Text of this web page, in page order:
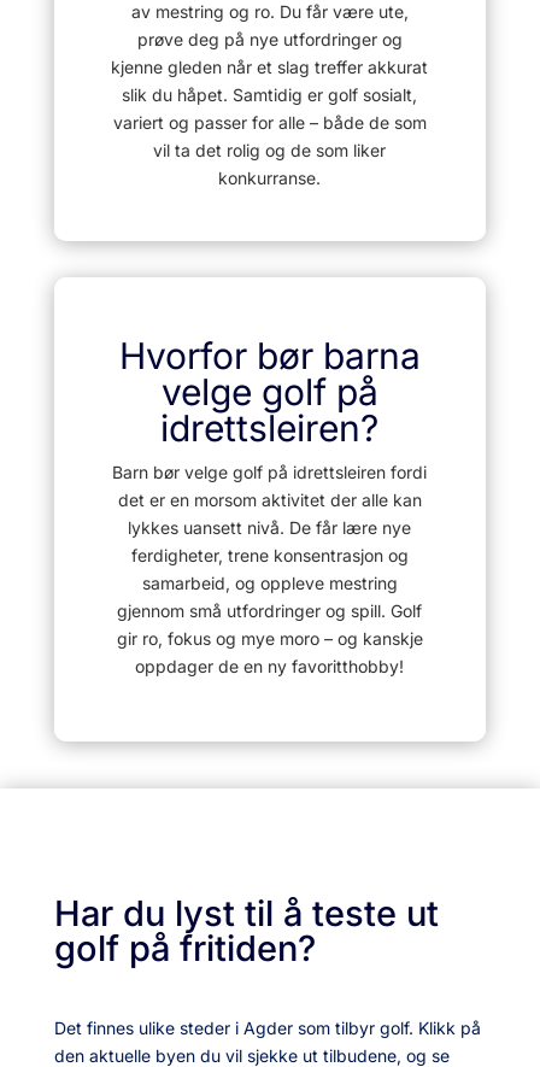
av mestring og ro. Du får være ute,
prøve deg på nye utfordringer og
kjenne gleden når et slag treffer akkurat
slik du håpet. Samtidig er golf sosialt,
variert og passer for alle – både de som
vil ta det rolig og de som liker
konkurranse.
Hvorfor bør barna
velge golf på
idrettsleiren?
Barn bør velge golf på idrettsleiren fordi
det er en morsom aktivitet der alle kan
lykkes uansett nivå. De får lære nye
ferdigheter, trene konsentrasjon og
samarbeid, og oppleve mestring
gjennom små utfordringer og spill. Golf
gir ro, fokus og mye moro – og kanskje
oppdager de en ny favoritthobby!
Har du lyst til å teste ut
golf på fritiden?
Det finnes ulike steder i Agder som tilbyr golf. Klikk på
den aktuelle byen du vil sjekke ut tilbudene, og se